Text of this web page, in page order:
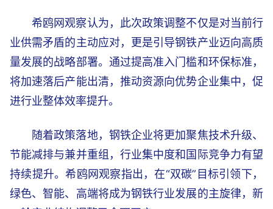
希鸥网观察认为，此次政策调整不仅是对当前行
业供需矛盾的主动应对，更是引导钢铁产业迈向高质
量发展的战略部署。通过提高准入门槛和环保标准，
将加速落后产能出清，推动资源向优势企业集中，促
进行业整体效率提升。
随着政策落地，钢铁企业将更加聚焦技术升级、
节能减排与兼并重组，行业集中度和国际竞争力有望
持续提升。希鸥网观察指出，在“双碳”目标引领下，
绿色、智能、高端将成为钢铁行业发展的主旋律，新